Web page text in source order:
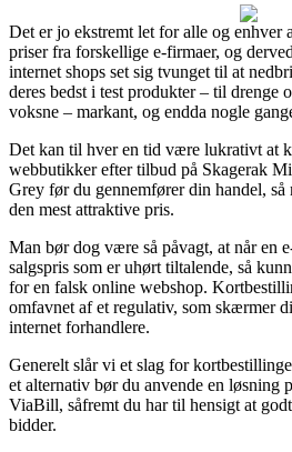
Det er jo ekstremt let for alle og enhver
priser fra forskellige e-firmaer, og
internet shops set sig tvunget til at
deres bedst i test produkter – til drenge
voksne – markant, og endda nogle
Det kan til hver en tid være lukrativt at
webbutikker efter tilbud på Skagerak
Grey før du gennemfører din handel, så
den mest attraktive pris.
Man bør dog være så påvagt, at når en
salgspris som er uhørt tiltalende, så
for en falsk online webshop.
omfavnet af et regulativ, som skærmer
internet forhandlere.
Generelt slår vi et slag for
et alternativ bør du anvende en løsning
ViaBill, såfremt du har til hensigt at
bidder.